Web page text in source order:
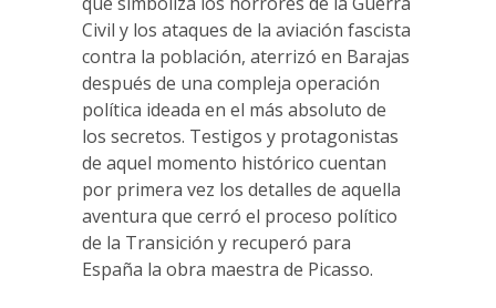
Civil y los ataques de la aviación fascista
contra la población, aterrizó en Barajas
después de una compleja operación
política ideada en el más absoluto de
los secretos. Testigos y protagonistas
de aquel momento histórico cuentan
por primera vez los detalles de aquella
aventura que cerró el proceso político
de la Transición y recuperó para
España la obra maestra de Picasso.